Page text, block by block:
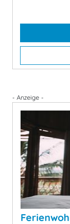
- Anzeige -